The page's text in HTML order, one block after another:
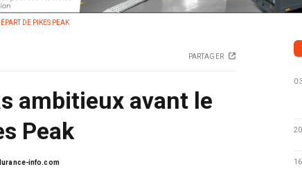
DE PIKES PEAK
PARTAGER
ambitieux avant le
Peak
info.com